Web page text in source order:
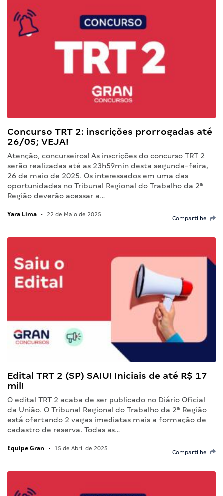
Concurso TRT 2: inscrições prorrogadas até
26/05; VEJA!
Atenção, concurseiros! As inscrições do concurso TRT 2
serão realizadas até as 23h59min desta segunda-feira,
26 de maio de 2025. Os interessados em uma das
oportunidades no Tribunal Regional do Trabalho da 2ª
Região deverão acessar a…
Yara Lima • 22 de Maio de 2025
Compartilhe
Edital TRT 2 (SP) SAIU! Iniciais de até R$ 17
mil!
O edital TRT 2 acaba de ser publicado no Diário Oficial
da União. O Tribunal Regional do Trabalho da 2ª Região
está ofertando 2 vagas imediatas mais a formação de
cadastro de reserva. Todas as…
Equipe Gran • 15 de Abril de 2025
Compartilhe